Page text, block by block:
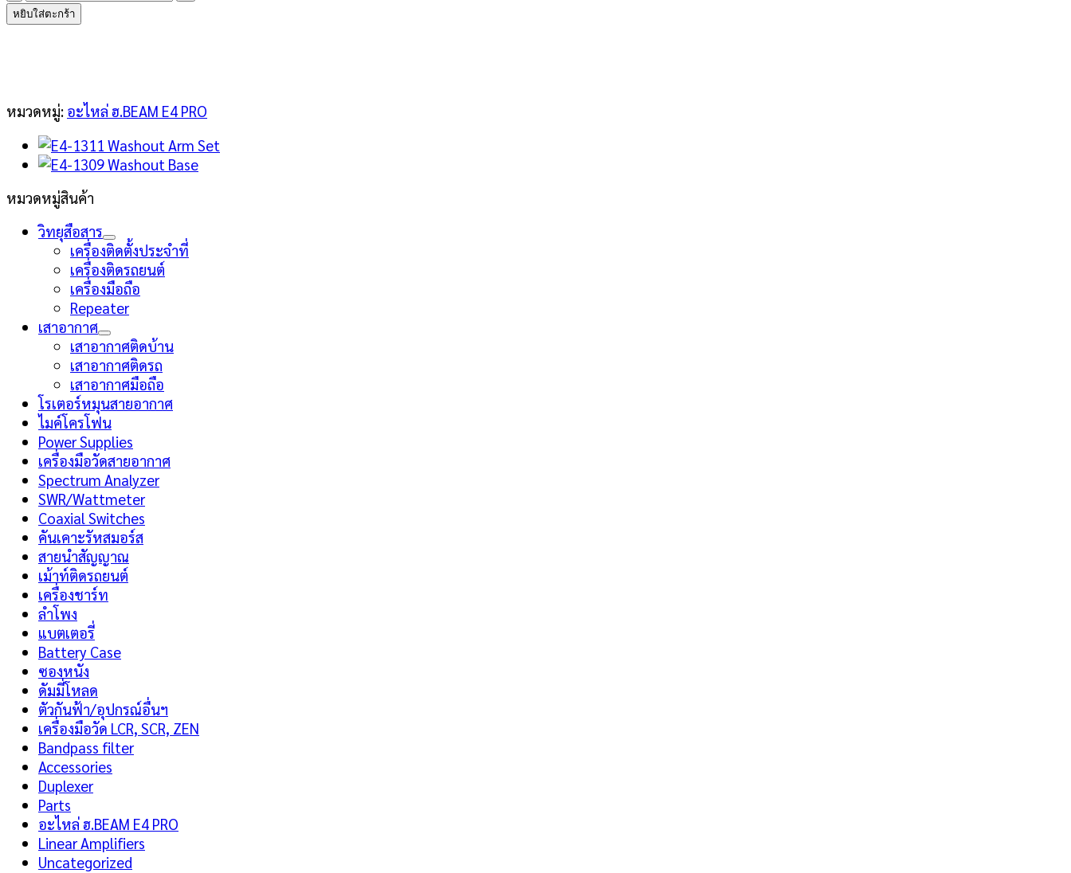
E4-
1310
หยิบใส่ตะกร้า
หมวดหมู่: อะไหล่ ฮ.BEAM E4 PRO
หมวดหมู่สินค้า
วิทยุสือสาร
เครื่องติดตั้งประจำที่
เครื่องติดรถยนต์
เครื่องมือถือ
Repeater
เสาอากาศ
เสาอากาศติดบ้าน
เสาอากาศติดรถ
เสาอากาศมือถือ
โรเตอร์หมุนสายอากาศ
ไมค์โครโฟน
Power Supplies
เครื่องมือวัดสายอากาศ
Spectrum Analyzer
SWR/Wattmeter
Coaxial Switches
คันเคาะรัหสมอร์ส
สายนำสัญญาณ
เม้าท์ติดรถยนต์
เครื่องชาร์ท
ลำโพง
แบตเตอรี่
Battery Case
ซองหนัง
ดัมมี่โหลด
ตัวกันฟ้า/อุปกรณ์อื่นฯ
เครื่องมือวัด LCR, SCR, ZEN
Bandpass filter
Accessories
Duplexer
Parts
อะไหล่ ฮ.BEAM E4 PRO
Linear Amplifiers
Uncategorized